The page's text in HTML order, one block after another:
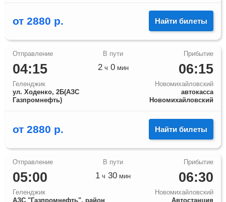
от 2880 р. Найти билеты
04:15
Геленджик
ул. Ходенко, 2Б(АЗС
Газпромнефть)
06:15
Новомихайловский
автокасса
Новомихайловский
2ч 0мин
от 2880 р. Найти билеты
05:00
Геленджик
АЗС "Газпромнефть", район
06:30
Новомихайловский
Автостанция
1 ч 30 мин